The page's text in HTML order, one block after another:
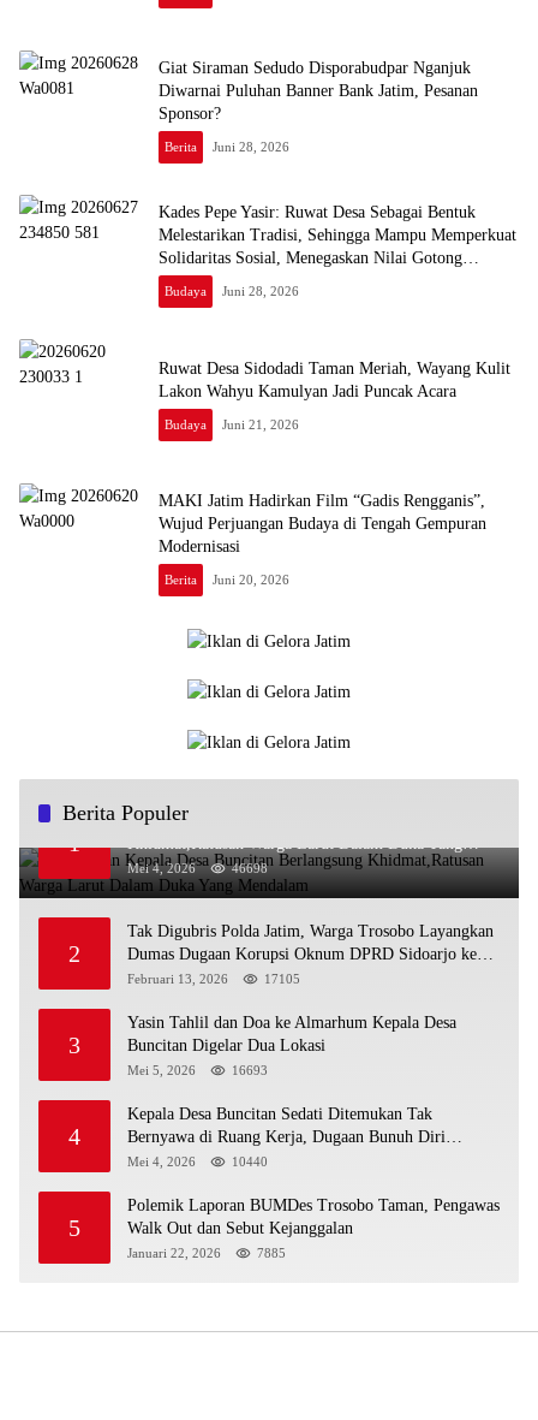
Giat Siraman Sedudo Disporabudpar Nganjuk
Diwarnai Puluhan Banner Bank Jatim, Pesanan
Sponsor?
Berita Juni 28, 2026
Kades Pepe Yasir: Ruwat Desa Sebagai Bentuk
Melestarikan Tradisi, Sehingga Mampu Memperkuat
Solidaritas Sosial, Menegaskan Nilai Gotong
Royong
Budaya Juni 28, 2026
Ruwat Desa Sidodadi Taman Meriah, Wayang Kulit
Lakon Wahyu Kamulyan Jadi Puncak Acara
Budaya Juni 21, 2026
MAKI Jatim Hadirkan Film “Gadis Rengganis”,
Wujud Perjuangan Budaya di Tengah Gempuran
Modernisasi
Berita Juni 20, 2026
Berita Populer
1
Pemakaman Kepala Desa Buncitan Berlangsung
Khidmat,Ratusan Warga Larut Dalam Duka Yang
Mendalam
Mei 4, 2026 46698
2
Tak Digubris Polda Jatim, Warga Trosobo Layangkan
Dumas Dugaan Korupsi Oknum DPRD Sidoarjo ke
Kapolri
Februari 13, 2026 17105
3
Yasin Tahlil dan Doa ke Almarhum Kepala Desa
Buncitan Digelar Dua Lokasi
Mei 5, 2026 16693
4
Kepala Desa Buncitan Sedati Ditemukan Tak
Bernyawa di Ruang Kerja, Dugaan Bunuh Diri
Menguat
Mei 4, 2026 10440
5
Polemik Laporan BUMDes Trosobo Taman, Pengawas
Walk Out dan Sebut Kejanggalan
Januari 22, 2026 7885